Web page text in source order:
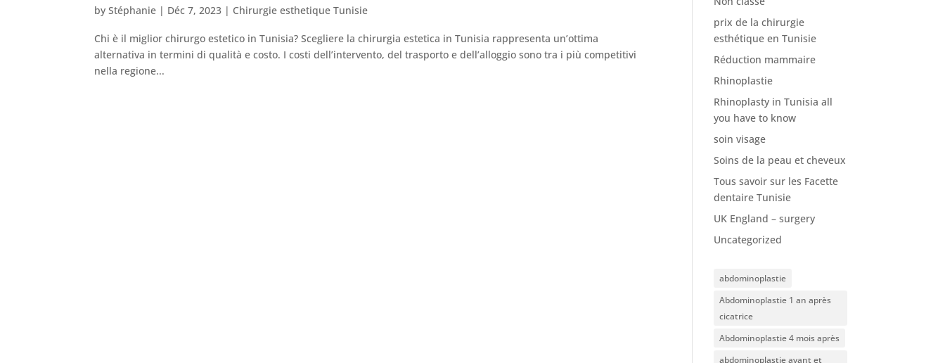
byStéphanie | Déc 7, 2023 | Chirurgie esthetique Tunisie
Chi è il miglior chirurgo estetico in Tunisia? Scegliere la chirurgia estetica in Tunisia rappresenta un’ottima
alternativa in termini di qualità e costo. I costi dell’intervento, del trasporto e dell’alloggio sono tra i più competitivi
nella regione...
prix de la chirurgie
esthétique en Tunisie
Réduction mammaire
Rhinoplastie
Rhinoplasty in Tunisia all
you have to know
soin visage
Soins de la peau et cheveux
Tous savoir sur les Facette
dentaire Tunisie
UK England – surgery
Uncategorized
abdominoplastie
Abdominoplastie 1 an après
cicatrice
Abdominoplastie 4 mois après
abdominoplastie avant et